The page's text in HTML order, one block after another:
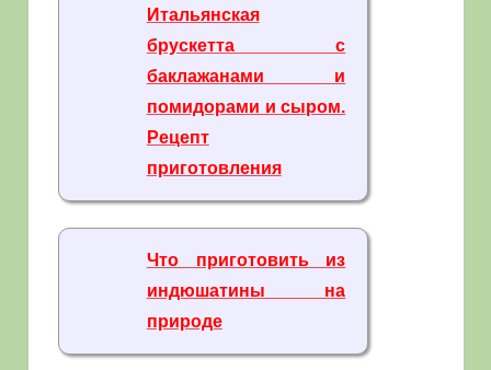
Итальянская
брускетта с
баклажанами и
помидорами и сыром.
Рецепт
приготовления
Что приготовить из
индюшатины на
природе